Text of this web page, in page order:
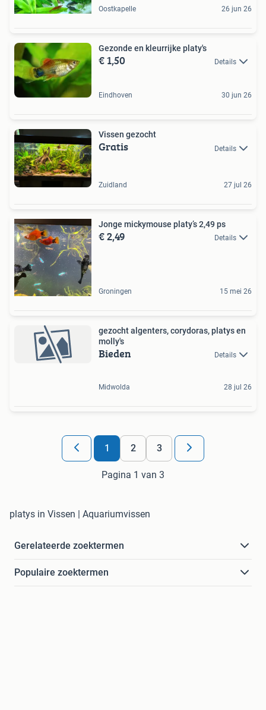
Oostkapelle 26 jun 26
Gezonde en kleurrijke platy's
€ 1,50 Details
Eindhoven 30 jun 26
Vissen gezocht
Gratis Details
Zuidland 27 jul 26
Jonge mickymouse platy’s 2,49 ps
€ 2,49 Details
Groningen 15 mei 26
gezocht algenters, corydoras, platys en
molly's
Bieden Details
Midwolda 28 jul 26
1 2 3
Pagina 1 van 3
platys in Vissen | Aquariumvissen
Gerelateerde zoektermen
Populaire zoektermen